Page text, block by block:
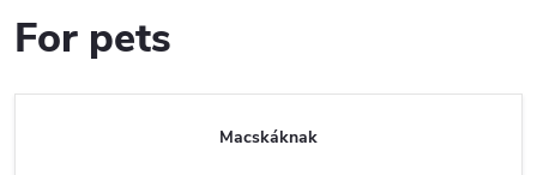
For pets
Macskáknak